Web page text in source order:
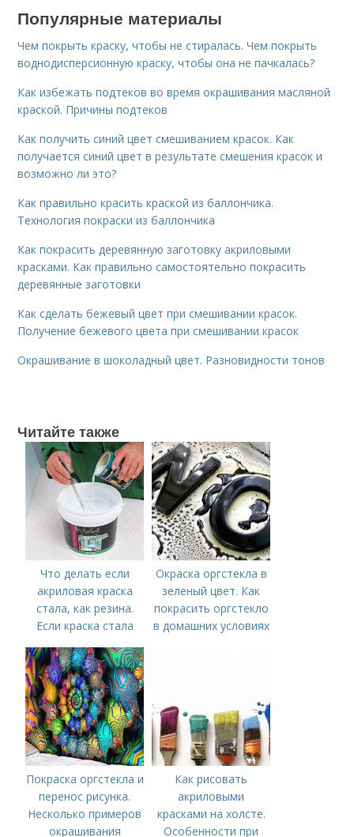
Популярные материалы
Чем покрыть краску, чтобы не стиралась. Чем покрыть
воднодисперсионную краску, чтобы она не пачкалась?
Как избежать подтеков во время окрашивания масляной
краской. Причины подтеков
Как получить синий цвет смешиванием красок. Как
получается синий цвет в результате смешения красок и
возможно ли это?
Как правильно красить краской из баллончика.
Технология покраски из баллончика
Как покрасить деревянную заготовку акриловыми
красками. Как правильно самостоятельно покрасить
деревянные заготовки
Как сделать бежевый цвет при смешивании красок.
Получение бежевого цвета при смешивании красок
Окрашивание в шоколадный цвет. Разновидности тонов
Читайте также
Что делать если
акриловая краска
стала, как резина.
Если краска стала
Окраска оргстекла в
зеленый цвет. Как
покрасить оргстекло
в домашних условиях
Покраска оргстекла и
перенос рисунка.
Несколько примеров
окрашивания
Как рисовать
акриловыми
красками на холсте.
Особенности при